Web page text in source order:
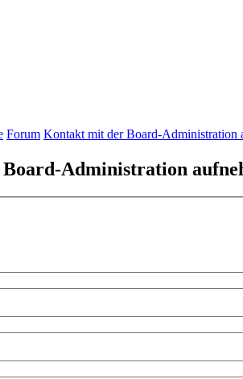
Forum Kontakt mit der Board-Administration
Administration